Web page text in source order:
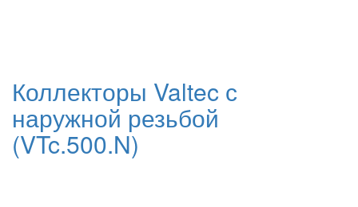
Коллекторы Valtec с
наружной резьбой
(VTc.500.N)